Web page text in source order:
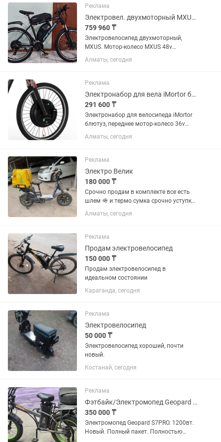
скорость: 25 км/час. Плавная...
Реклама
Электровел. двухмоторный MXUS 48v 1000w+500w (два мотора max 2500w), аккум.
759 960 ₸
Электровелосипед двухмоторный,
MXUS. Мотор-колесо MXUS 48v
1000w+500w (два мотора
редукторные). Максимальная пиковая
можно отключать. Педальный
ассистент. Рама 19”....
Алматы, сегодня
Реклама
Электронабор для вела iMortor без блютуза: переднее мотор-колесо 36v 800w.
291 600 ₸
Электронабор для велосипеда iMortor
блютуз, переднее мотор-колесо 36v
800w, со встроенным съемным
аккумулятором 36v 7,2 A/H. Дисплей
дюймов. Скорость до 40 км/ч....
Алматы, сегодня
Реклама
Электро Велик
180 000 ₸
Срочно продам в комплекте все есть
шлем 🪖 и термо сумка срочно уступка
будет рассрочку тоже можно
Алматы, сегодня
Реклама
Продам электровелосипед
150 000 ₸
Продам электровелосипед в
идеальном состоянии
Караганда, сегодня
Реклама
Электровелосипед
50 000 ₸
Электровелосипед хороший, почти
новый.
Костанай, сегодня
Реклама
Фэтбайк/Электромопед Geopard S7PRO S
350 000 ₸
Электромопед Geopard S7PRO. 1200вт.
Новый. Полный пакет. Полностью